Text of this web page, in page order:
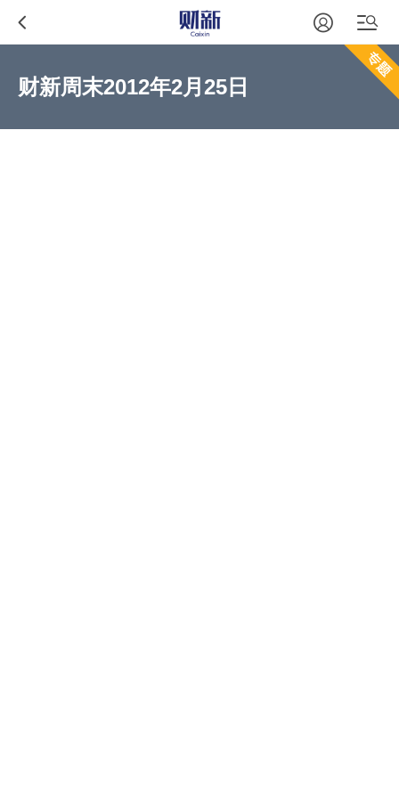
财新周末2012年2月25日